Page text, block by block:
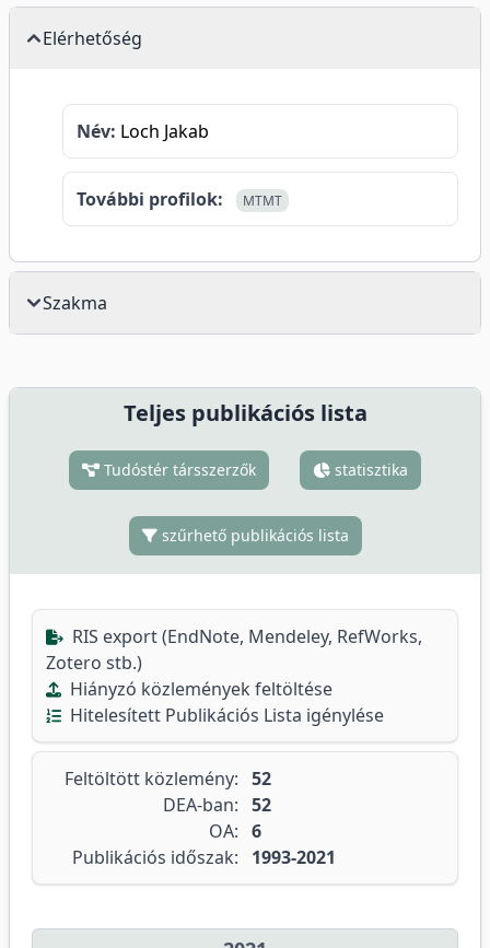
Elérhetőség
Név: Loch Jakab
További profilok: MTMT
Szakma
Teljes publikációs lista
Tudóstér társszerzők statisztika
szűrhető publikációs lista
RIS export (EndNote, Mendeley, RefWorks,
Zotero stb.)
Hiányzó közlemények feltöltése
Hitelesített Publikációs Lista igénylése
Feltöltött közlemény: 52
DEA-ban: 52
OA: 6
Publikációs időszak:
1993-2021